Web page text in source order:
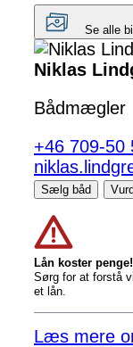
Se alle
Niklas
Bådmægler
+46 709-50
Sælg båd
Lån koster penge!
Sørg for at forstå
et lån.
Læs mere